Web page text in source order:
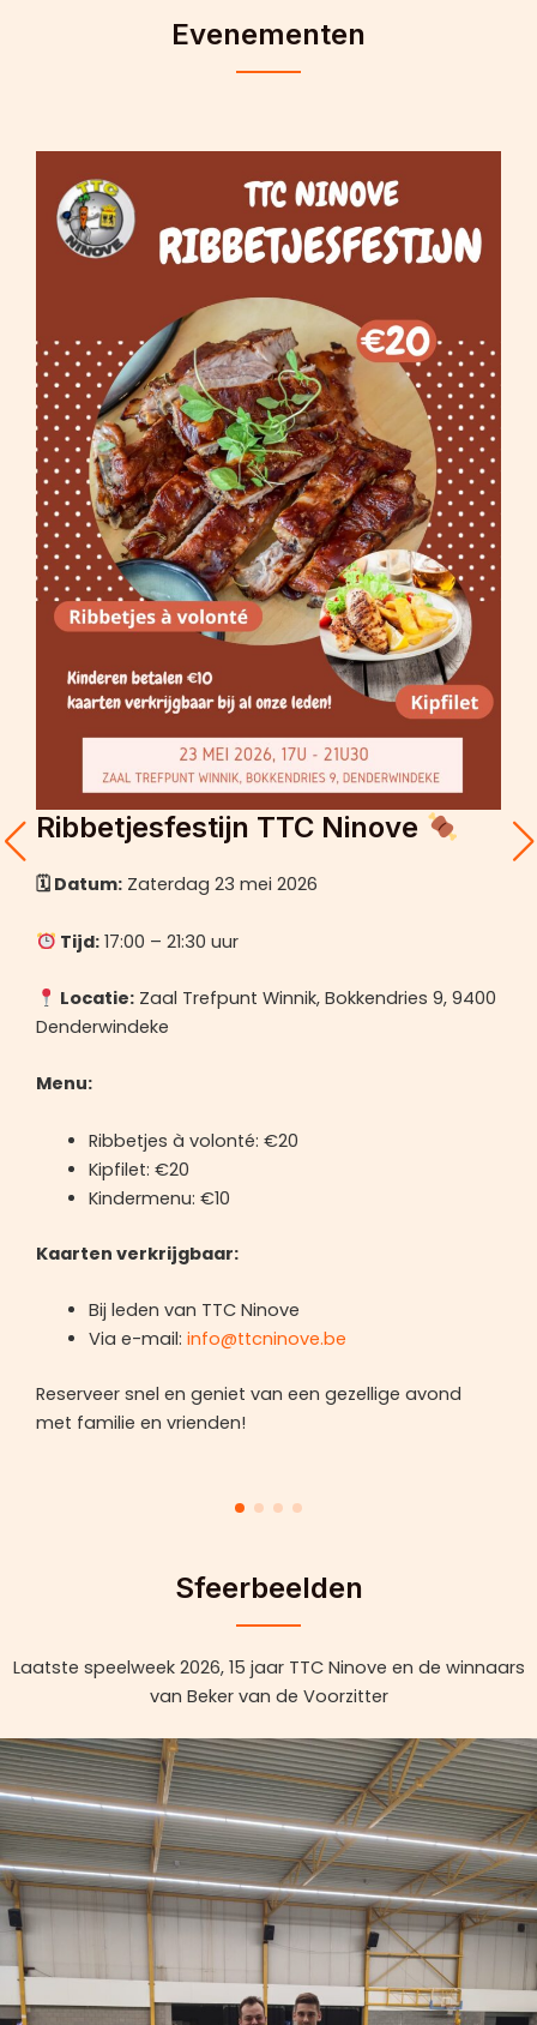
Evenementen
Ribbetjesfestijn TTC Ninove
🗓 Datum: Zaterdag 23 mei 2026
Tijd:17:00 – 21:30 uur
Locatie:Zaal Trefpunt Winnik, Bokkendries 9, 9400
Denderwindeke
Menu:
Ribbetjes à volonté: €20
Kipfilet: €20
Kindermenu: €10
Kaarten verkrijgbaar:
Bij leden van TTC Ninove
Via e-mail: info@ttcninove.be
Reserveer snel en geniet van een gezellige avond
met familie en vrienden!
Sfeerbeelden
Laatste speelweek 2026, 15 jaar TTC Ninove en de winnaars
van Beker van de Voorzitter